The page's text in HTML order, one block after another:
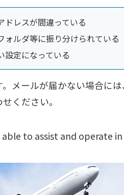
ドレスが間違っている
ォルダ等に振り分けられている
設定になっている
メールが届かない場合に
ください。
to assist and operate